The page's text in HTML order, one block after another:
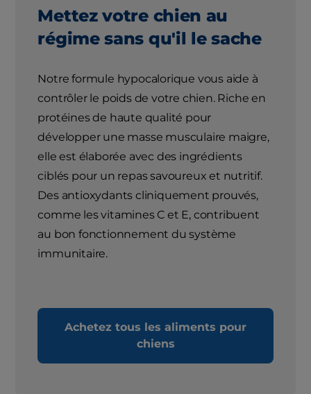
Mettez votre chien au
régime sans qu'il le sache
Notre formule hypocalorique vous aide à
contrôler le poids de votre chien. Riche en
protéines de haute qualité pour
développer une masse musculaire maigre,
elle est élaborée avec des ingrédients
ciblés pour un repas savoureux et nutritif.
Des antioxydants cliniquement prouvés,
comme les vitamines C et E, contribuent
au bon fonctionnement du système
immunitaire.
Achetez tous les aliments pour
chiens